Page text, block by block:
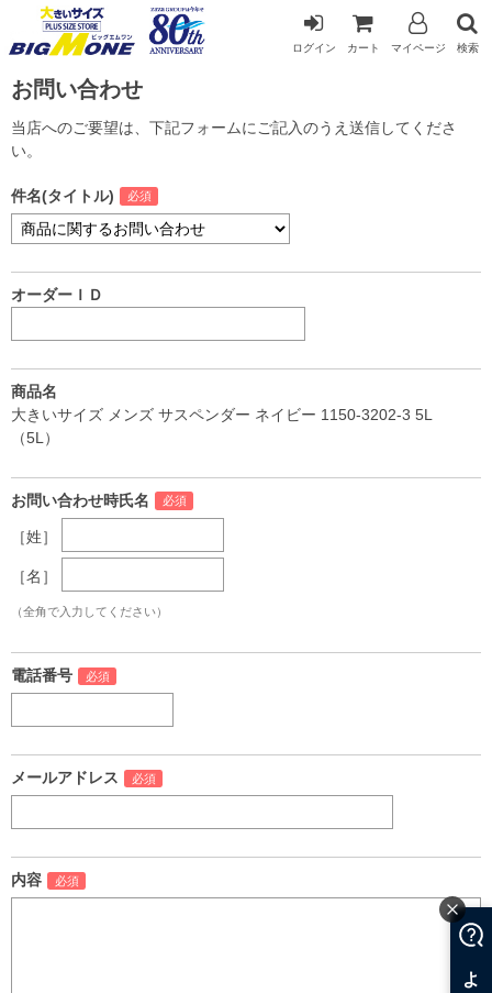
ログイン カート マイページ 検索
お問い合わせ
当店へのご要望は、下記フォームにご記入のうえ送信してくださ
い。
件名(タイトル)
オーダーＩＤ
商品名
大きいサイズ メンズ サスペンダー ネイビー 1150-3202-3 5L
（5L）
お問い合わせ時氏名
［姓］
［名］
（全角で入力してください）
電話番号
メールアドレス
内容